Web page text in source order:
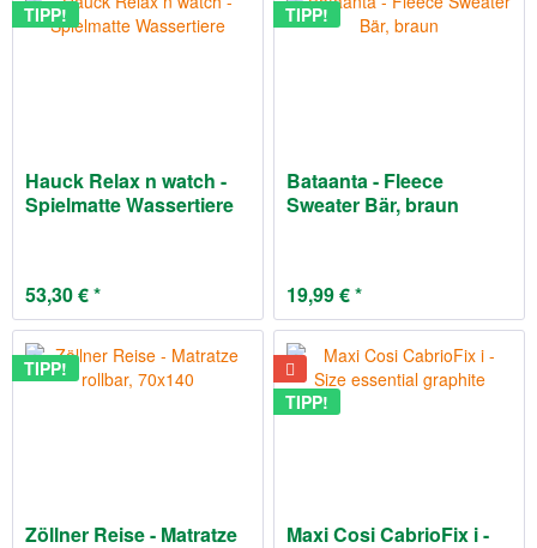
TIPP!
Hauck Relax n watch -
Spielmatte Wassertiere
53,30 € *
TIPP!
Bataanta - Fleece
Sweater Bär, braun
19,99 € *
TIPP!
Zöllner Reise - Matratze
TIPP!
Maxi Cosi CabrioFix i -